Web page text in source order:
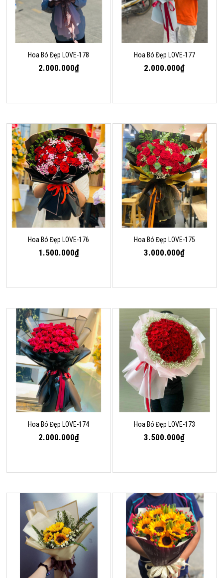
Hoa Bó Đẹp LOVE-178
2.000.000₫
Hoa Bó Đẹp LOVE-177
2.000.000₫
Hoa Bó Đẹp LOVE-176
1.500.000₫
Hoa Bó Đẹp LOVE-175
3.000.000₫
Hoa Bó Đẹp LOVE-174
2.000.000₫
Hoa Bó Đẹp LOVE-173
3.500.000₫